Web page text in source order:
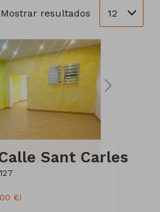
Mostrar resultados 12
Sant Carles
€!